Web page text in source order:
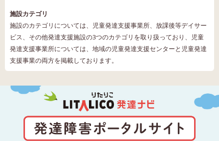
施設カテゴリ
施設のカテゴリについては、児童発達支援事業所、放課後等デイサー
ビス、その他発達支援施設の3つのカテゴリを取り扱っており、児童
発達支援事業所については、地域の児童発達支援センターと児童発達
支援事業の両方を掲載しております。